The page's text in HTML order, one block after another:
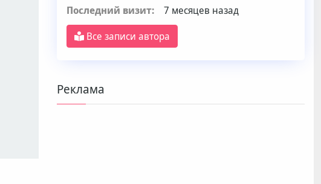
Последний визит:
7 месяцев назад
Все записи автора
Реклама